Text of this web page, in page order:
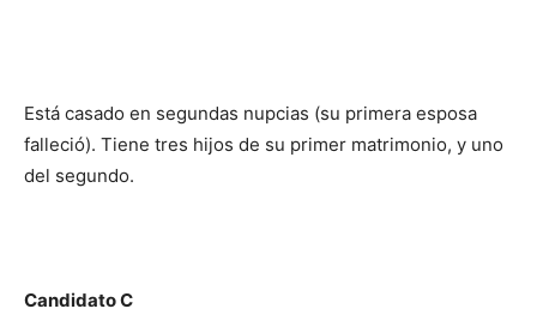
Está casado en segundas nupcias (su primera esposa
falleció). Tiene tres hijos de su primer matrimonio, y uno
del segundo.
Candidato C